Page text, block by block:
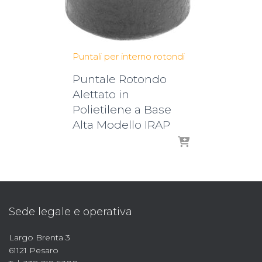
Puntali per interno rotondi
Puntale Rotondo
Alettato in
Polietilene a Base
Alta Modello IRAP
Sede legale e operativa
Largo Brenta 3
61121 Pesaro